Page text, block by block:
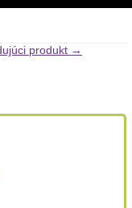
produkt →